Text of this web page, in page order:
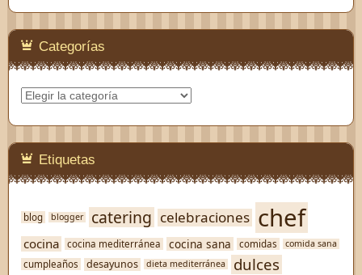
Categorías
Categorías
Etiquetas
blog blogger catering celebraciones chef
cocina cocina mediterránea cocina sana comidas comida sana
cumpleaños desayunos dieta mediterránea dulces